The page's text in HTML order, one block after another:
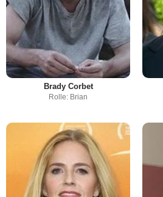
Brady Corbet
Rolle: Brian